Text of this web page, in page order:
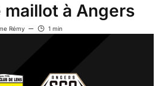
maillot à Angers
Rémy 1 min